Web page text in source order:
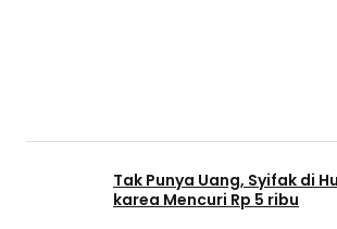
Tak Punya Uang, Syifak di
karea Mencuri Rp 5 ribu